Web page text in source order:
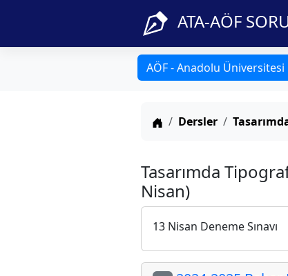
ATA-AÖF
AÖF - Anadolu Üniversitesi
Anasayfa
Dersler
Tasarımda
Nisan)
13 Nisan Deneme Sınavı